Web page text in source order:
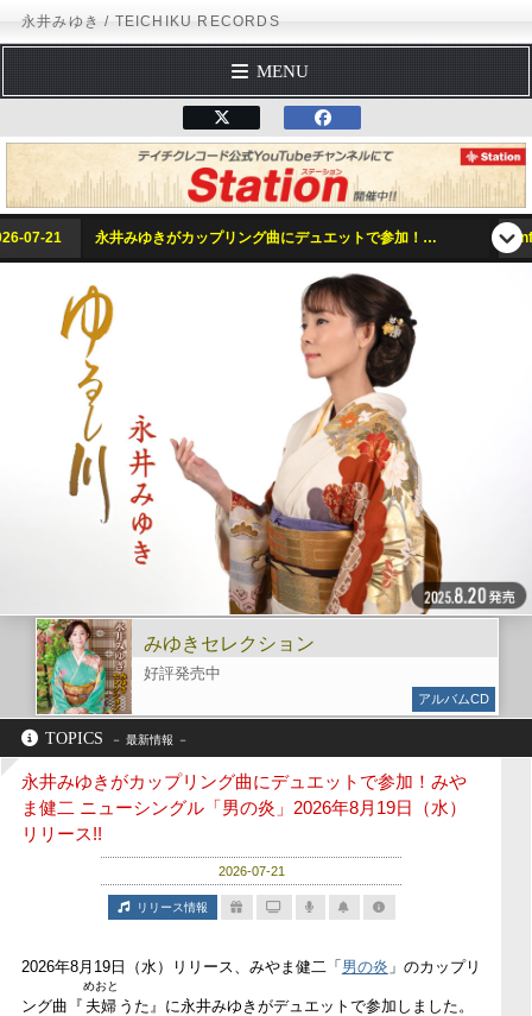
永井みゆき / TEICHIKU RECORDS
MENU
アーティストガイド
ディスコグラフィー
スケジュール
フォームメール
事務所 オフィシャルサイト
Instagram（インスタグラム）
テイチクオンラインショップ
テイチクエンタテインメント TEICHIKU RECORDS アーティストリスト
テイチクエンタテインメント
information
みゆきセレクション
好評発売中
アルバムCD
TOPICS
永井みゆきがカップリング曲にデュエットで参加！みや
ま健二 ニューシングル「男の炎」2026年8月19日（水）
リリース!!
2026-07-21
リリース情報
2026年8月19日（水）リリース、みやま健二「 男の炎 」のカップリ
ング曲『 夫婦
めおと
うた』に永井みゆきがデュエットで参加しました。